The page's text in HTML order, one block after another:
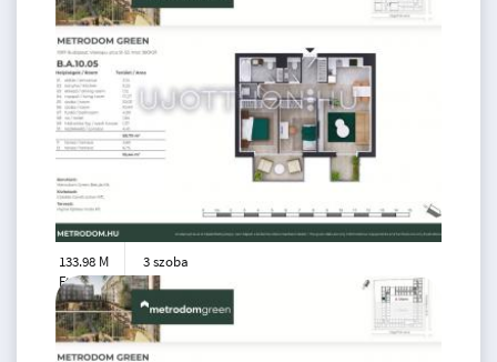
133.98 M
Ft
60 m2
3 szoba
10. emelet